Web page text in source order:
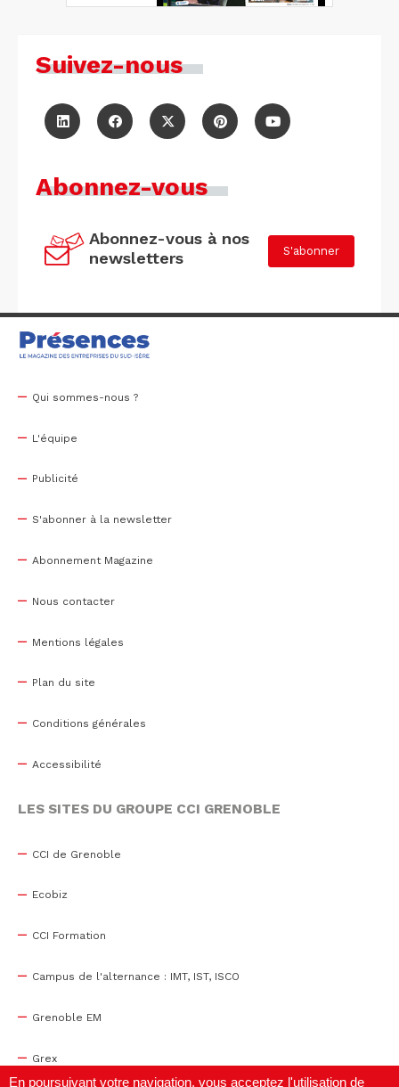
Suivez-nous
Abonnez-vous
Abonnez-vous à nos
newsletters
S'abonner
Qui sommes-nous ?
L'équipe
Publicité
S'abonner à la newsletter
Abonnement Magazine
Nous contacter
Mentions légales
Plan du site
Conditions générales
Accessibilité
LES SITES DU GROUPE CCI GRENOBLE
CCI de Grenoble
Ecobiz
CCI Formation
Campus de l'alternance : IMT, IST, ISCO
Grenoble EM
Grex
En poursuivant votre navigation, vous acceptez l'utilisation de